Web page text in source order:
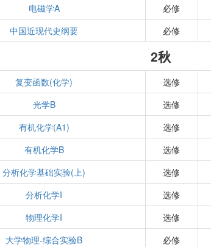
电磁学A 必修
中国近现代史纲要 必修
2秋
复变函数(化学) 选修
光学B 选修
有机化学(A1) 选修
有机化学B 选修
分析化学基础实验(上) 选修
分析化学I 选修
物理化学I 选修
大学物理-综合实验B 必修